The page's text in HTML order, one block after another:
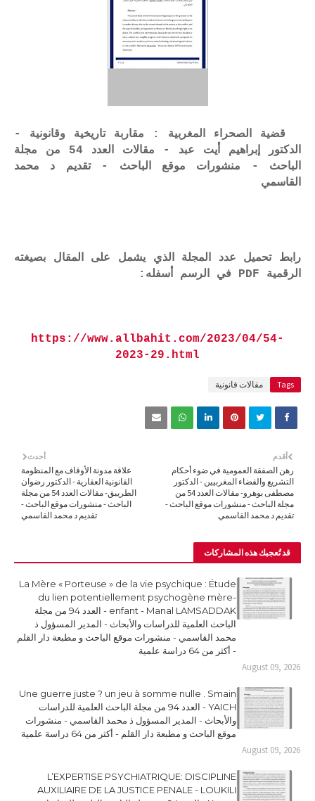
قضية الصحراء المغربية : مقاربة تاريخية وقانونية -
الدكتور إبراهيم أيت عبد - مقالات العدد 54 من مجلة
الباحث - منشورات موقع الباحث - تقديم د محمد
القاسمي
رابط تحميل عدد المجلة الذي يشمل على المقال بصيغته
الرقمية PDF في الرسم أسفله:
https://www.allbahit.com/2023/04/54-
2023-29.html
Tags مقالات قانونية
أحدث
علاقة مدونة الأوقاف مع المنظومة
القانونية العقارية - الدكتور رضوان
الطريبق- مقالات العدد 54 من مجلة
الباحث - منشورات موقع الباحث -
تقديم د محمد القاسمي
أقدم
رهن الصفقة العمومية في ضوء أحكام
التشريع والقضاء المغربيين - الدكتور
مصطفى بوهرو- مقالات العدد 54 من
مجلة الباحث - منشورات موقع الباحث -
تقديم د محمد القاسمي
قد تُعجبك هذه المشاركات
La Mère « Porteuse » de la vie psychique : Étude
du lien potentiellement psychogène mère-
enfant - Manal LAMSADDAK - العدد 94 من مجلة
الباحث العلمية للدراسات والأبحاث - المدير المسؤول ذ
محمد القاسمي - منشورات موقع الباحث و مطبعة دار القلم
- أكثر من 64 دراسة علمية
August 09, 2026
Une guerre juste ? un jeu à somme nulle . Smain
YAICH - العدد 94 من مجلة الباحث العلمية للدراسات
والأبحاث - المدير المسؤول ذ محمد القاسمي - منشورات
موقع الباحث و مطبعة دار القلم - أكثر من 64 دراسة علمية
August 09, 2026
L’EXPERTISE PSYCHIATRIQUE: DISCIPLINE
AUXILIAIRE DE LA JUSTICE PENALE - LOUKILI